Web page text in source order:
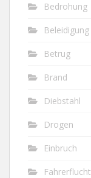
Bedrohung
Beleidigung
Betrug
Brand
Diebstahl
Drogen
Einbruch
Fahrerflucht